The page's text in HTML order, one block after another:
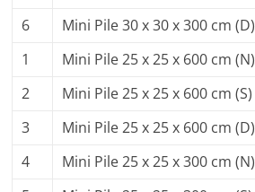
6
Mini Pile 30 x 30 x 300 cm (D)
1
Mini Pile 25 x 25 x 600 cm (N)
2
Mini Pile 25 x 25 x 600 cm (S)
3
Mini Pile 25 x 25 x 600 cm (D)
4
Mini Pile 25 x 25 x 300 cm (N)